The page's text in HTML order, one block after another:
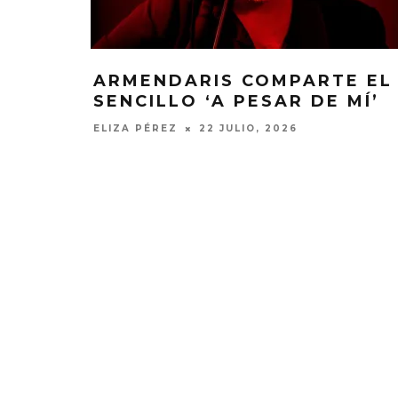
ARMENDARIS COMPARTE EL
SENCILLO ‘A PESAR DE MÍ’
ELIZA PÉREZ 22 JULIO, 2026